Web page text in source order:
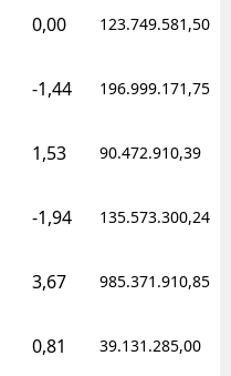
0,00 123.749.581,50
-1,44 196.999.171,75
1,53 90.472.910,39
-1,94 135.573.300,24
3,67 985.371.910,85
0,81 39.131.285,00